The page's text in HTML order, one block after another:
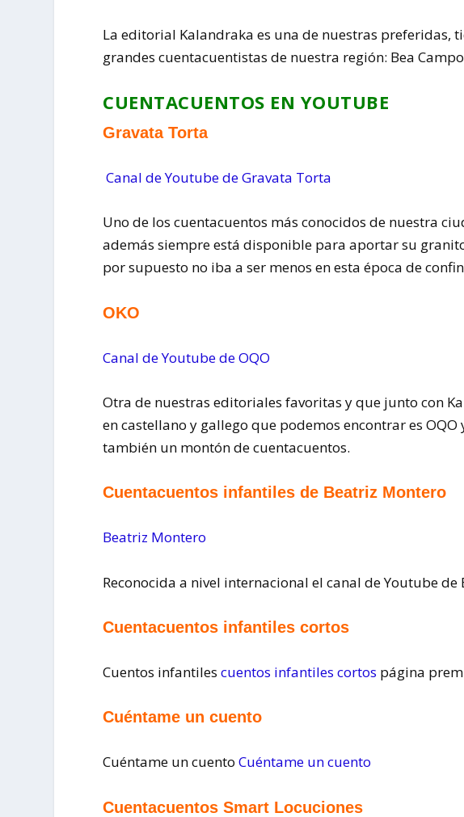
La editorial Kalandraka es una de nuestras preferidas,
grandes cuentacuentistas de nuestra región: Bea
CUENTACUENTOS EN YOUTUBE
Gravata Torta
Canal de Youtube de Gravata Torta
Uno de los cuentacuentos más conocidos de nuestra
además siempre está disponible para aportar su
por supuesto no iba a ser menos en esta época de
OKO
Canal de Youtube de OQO
Otra de nuestras editoriales favoritas y que junto con
en castellano y gallego que podemos encontrar es
también un montón de cuentacuentos.
Cuentacuentos infantiles de Beatriz Montero
Beatriz Montero
Reconocida a nivel internacional el canal de Youtube
Cuentacuentos infantiles cortos
Cuentos infantilescuentos infantiles cortos página
Cuéntame un cuento
Cuéntame un cuentoCuéntame un cuento
Cuentacuentos Smart Locuciones